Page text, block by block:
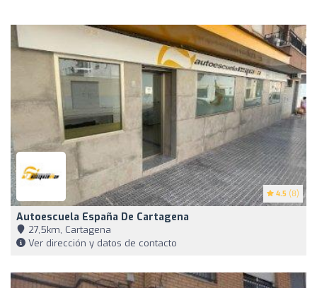
4.5 (8)
Autoescuela España De Cartagena
27,5km, Cartagena
Ver dirección y datos de contacto